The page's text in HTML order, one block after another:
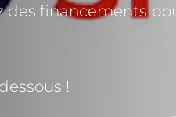
des financements
!